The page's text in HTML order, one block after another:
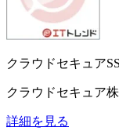
クラウドセキュア
クラウドセキュア
詳細を見る